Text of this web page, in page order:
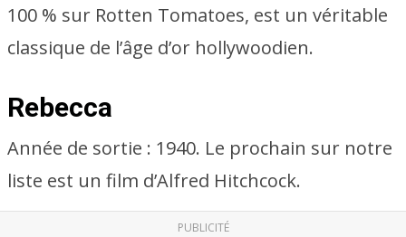
100 % sur Rotten Tomatoes, est un véritable
classique de l’âge d’or hollywoodien.
Rebecca
Année de sortie : 1940. Le prochain sur notre
liste est un film d’Alfred Hitchcock.
PUBLICITÉ